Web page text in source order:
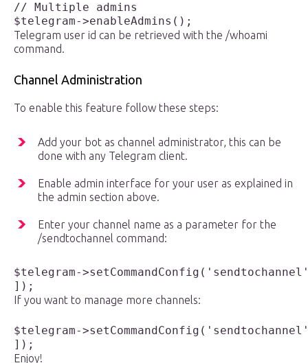
// Multiple admins
$telegram->enableAdmins();
Telegram user id can be retrieved with the /whoami
command.
Channel Administration
To enable this feature follow these steps:
Add your bot as channel administrator, this can be
done with any Telegram client.
Enable admin interface for your user as explained in
the admin section above.
Enter your channel name as a parameter for the
/sendtochannel command:
$telegram-
]);
If you want to manage more channels:
$telegram-
]);
Enjoy!